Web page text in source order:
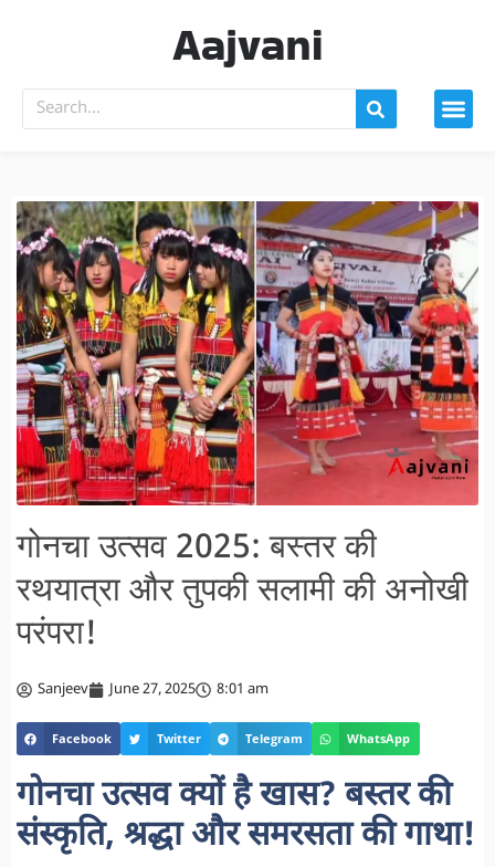
Aajvani
गोनचा उत्सव 2025: बस्तर की
रथयात्रा और तुपकी सलामी की अनोखी
परंपरा!
Sanjeev June 27, 2025 8:01 am
Facebook Twitter Telegram WhatsApp
गोनचा उत्सव क्यों है खास? बस्तर की
संस्कृति, श्रद्धा और समरसता की गाथा!